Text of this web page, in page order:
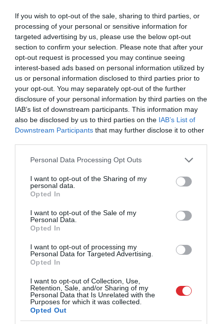
If you wish to opt-out of the sale, sharing to third parties, or
processing of your personal or sensitive information for
targeted advertising by us, please use the below opt-out
section to confirm your selection. Please note that after your
opt-out request is processed you may continue seeing
interest-based ads based on personal information utilized by
us or personal information disclosed to third parties prior to
your opt-out. You may separately opt-out of the further
disclosure of your personal information by third parties on the
IAB’s list of downstream participants. This information may
also be disclosed by us to third parties on the IAB’s List of
Downstream Participants that may further disclose it to other
Please note that this website/app uses one or more Google
not limited to your visit or usage behaviour. You may click to
grant or deny consent to Google and its third-party tags to
use your data for below specified purposes in below Google
consent section.
Personal Data Processing Opt Outs
I want to opt-out of the Sharing of my
personal data.
Opted In
I want to opt-out of the Sale of my
Personal Data.
Opted In
I want to opt-out of processing my
Personal Data for Targeted Advertising.
Opted In
I want to opt-out of Collection, Use,
Retention, Sale, and/or Sharing of my
Personal Data that Is Unrelated with the
Purposes for which it was collected.
Opted Out
pirms 1 gada
Janvāris, 2025
Pilnais raidījums
Preses klubs 2. janvāris, 2025, 1. daļa
pirms 1 gada
Septembris, 2024
Preses klubs 9. septembris, 2024, 1. daļa